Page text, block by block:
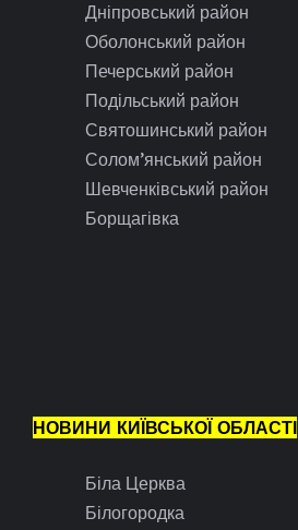
Дніпровський район
Оболонський район
Печерський район
Подільський район
Святошинський район
Солом’янський район
Шевченківський район
Борщагівка
НОВИНИ КИЇВСЬКОЇ ОБЛАСТІ
Біла Церква
Білогородка